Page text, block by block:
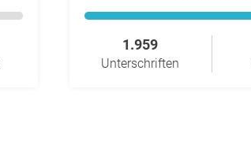
1.959
Unterschriften